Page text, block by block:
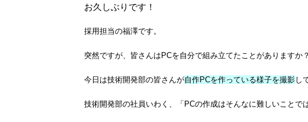
お久しぶりです！
採用担当の福澤です。
突然ですが、皆さんはPCを自分で組み立てたことがありますか？
今日は技術開発部の皆さんが自作PCを作っている様子を撮影し
技術開発部の社員いわく、「PCの作成はそんなに難しいことで